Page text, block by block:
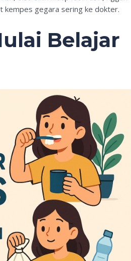
kempes gegara sering ke dokter.
Belajar